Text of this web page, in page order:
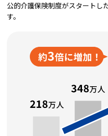
公的介護保険制度がスタートし
す。